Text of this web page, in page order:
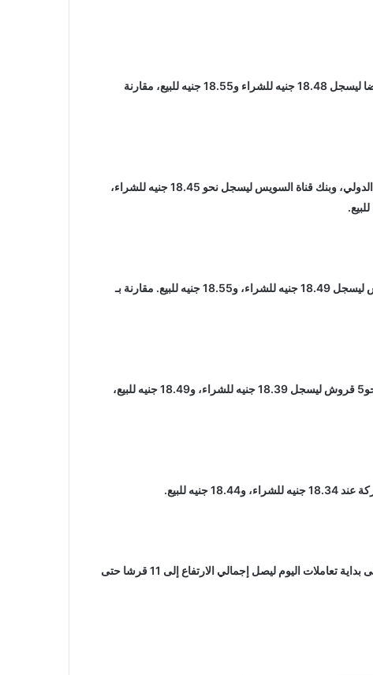
كما زاد سعر العملة الخضراء فى بنك الإسكندرية بنحو 6 قروش أيضا ليسجل 18.48 جنيه للشراء و18.55 جنيه للبيع، مقارنة
وارتفع سعر الدولار بنحو 6 قروش أيضا في البنك العربي الإفريقي الدولي، وبنك قناة السويس ليسجل نحو 18.45 جنيه للشراء،
كما ارتفع سعر الدولار في مصرف أبو ظبي الإسلامي بنحو 6 قروش ليسجل 18.49 جنيه للشراء، و18.55 جنيه للبيع. مقارنة بـ
كما زاد سعر صرف الدولار أمام الجنيه فى بنك كريدي أجريكول بنحو5 قروش ليسجل 18.39 جنيه للشراء، و18.49 جنيه للبيع،
للبيع.
وكانت أسعار صرف الدولار قد ارتفعت بنحو 5 قروش فى البنوك فى بداية تعاملات اليوم ليصل إجمالي الارتفاع إلى 11 قرشا حتى